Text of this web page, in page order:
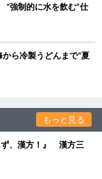
強制的に水を飲む”仕
ら冷製うどんまで“夏
もっと見る
ず、漢方！』 漢方三